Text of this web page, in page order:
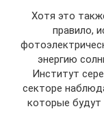
Хотя это
правило,
энергию
Институт
секторе
которые будут